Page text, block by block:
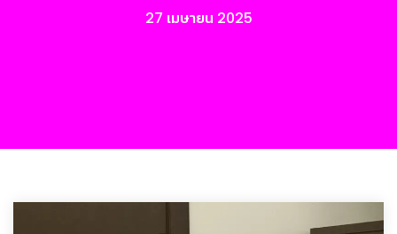
27 เมษายน 2025